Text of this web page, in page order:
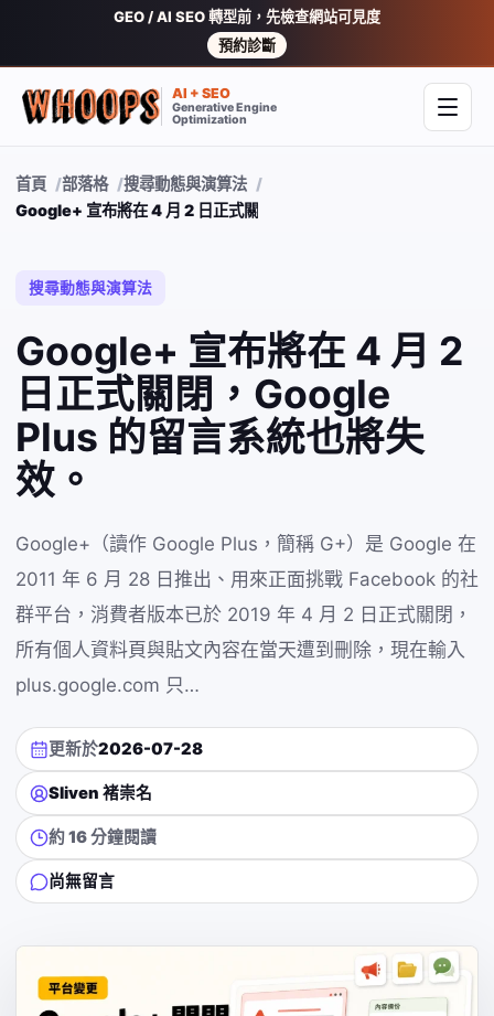
GEO / AI SEO 轉型前，先檢查網站可見度
預約診斷
AI + SEO
Generative Engine
Optimization
開啟
首頁 部落格
搜尋動態與演算法
Google+ 宣布將在 4 月 2 日正式關閉，Google Plus 的留言系統也
搜尋動態與演算法
Google+ 宣布將在 4 月 2
日正式關閉，Google
Plus 的留言系統也將失
效。
Google+（讀作 Google Plus，簡稱 G+）是 Google 在
2011 年 6 月 28 日推出、用來正面挑戰 Facebook 的社
群平台，消費者版本已於 2019 年 4 月 2 日正式關閉，
所有個人資料頁與貼文內容在當天遭到刪除，現在輸入
plus.google.com 只…
更新於2026-07-28
Sliven 褚崇名
約 16 分鐘閱讀
尚無留言